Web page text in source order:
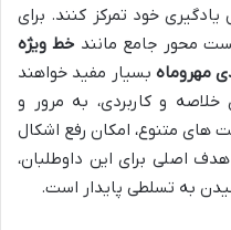
خود تمرکز کنند. برای
محور جامع مانند خط ویژه
مهروماه بسیار مفید خواهند
و کاربردی، به مرور و
متنوع، امکان رفع اشکال
اصلی برای این داوطلبان،
به تسلطی پایدار است.